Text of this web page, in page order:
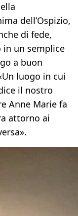
dell’Ospizio,
di fede,
un semplice
a buon
luogo in cui
il nostro
Anne Marie fa
attorno ai